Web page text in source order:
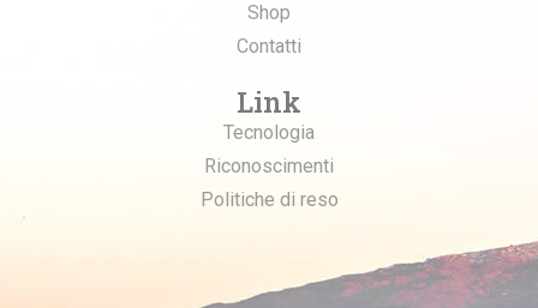
Shop
Contatti
Link
Tecnologia
Riconoscimenti
Politiche di reso